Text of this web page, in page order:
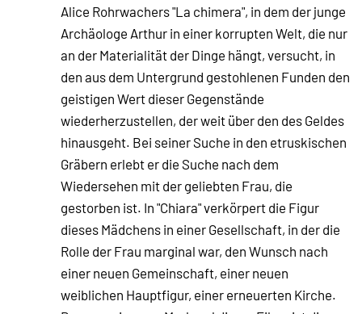
Alice Rohrwachers "La chimera", in dem der junge
Archäologe Arthur in einer korrupten Welt, die nur
an der Materialität der Dinge hängt, versucht, in
den aus dem Untergrund gestohlenen Funden den
geistigen Wert dieser Gegenstände
wiederherzustellen, der weit über den des Geldes
hinausgeht. Bei seiner Suche in den etruskischen
Gräbern erlebt er die Suche nach dem
Wiedersehen mit der geliebten Frau, die
gestorben ist. In "Chiara" verkörpert die Figur
dieses Mädchens in einer Gesellschaft, in der die
Rolle der Frau marginal war, den Wunsch nach
einer neuen Gemeinschaft, einer neuen
weiblichen Hauptfigur, einer erneuerten Kirche.